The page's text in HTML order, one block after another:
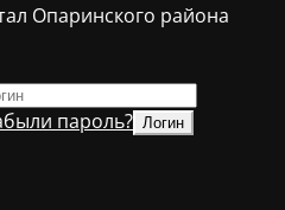
Опаринского района
пароль?